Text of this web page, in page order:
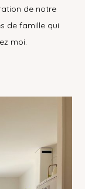
de notre
de famille qui
moi.